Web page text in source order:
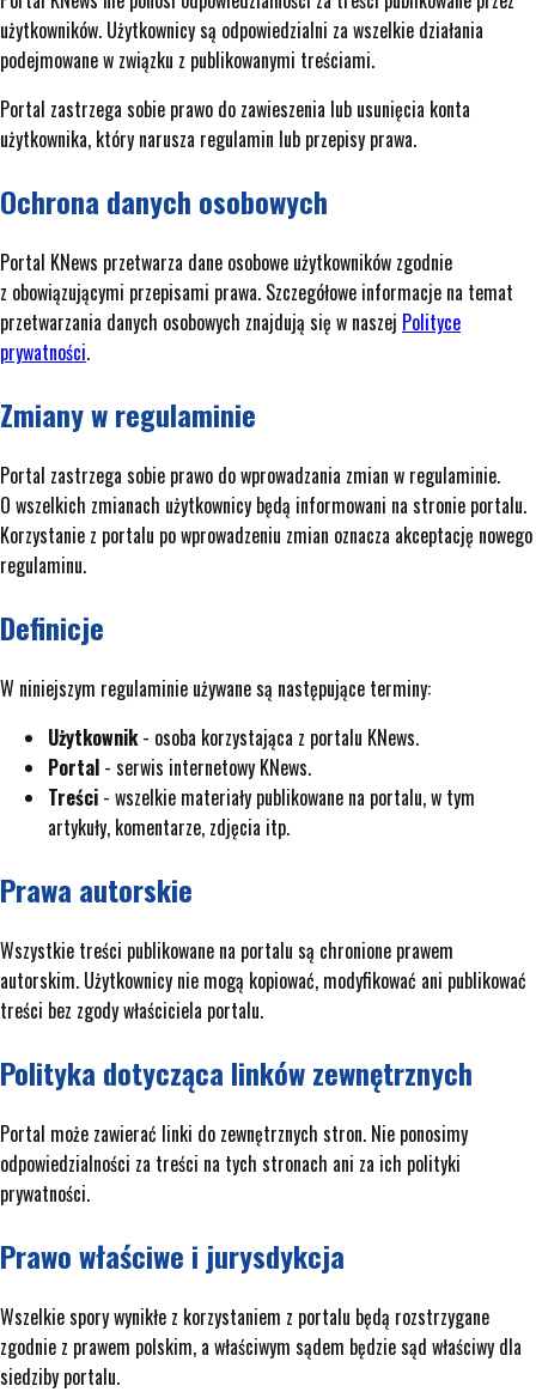
użytkowników. Użytkownicy są odpowiedzialni za wszelkie działania
podejmowane w związku z publikowanymi treściami.
Portal zastrzega sobie prawo do zawieszenia lub usunięcia konta
użytkownika, który narusza regulamin lub przepisy prawa.
Ochrona danych osobowych
Portal KNews przetwarza dane osobowe użytkowników zgodnie
z obowiązującymi przepisami prawa. Szczegółowe informacje na temat
przetwarzania danych osobowych znajdują się w naszej Polityce
prywatności.
Zmiany w regulaminie
Portal zastrzega sobie prawo do wprowadzania zmian w regulaminie.
O wszelkich zmianach użytkownicy będą informowani na stronie portalu.
Korzystanie z portalu po wprowadzeniu zmian oznacza akceptację nowego
regulaminu.
Definicje
W niniejszym regulaminie używane są następujące terminy:
Użytkownik- osoba korzystająca z portalu KNews.
Portal - serwis internetowy KNews.
Treści - wszelkie materiały publikowane na portalu, w tym
artykuły, komentarze, zdjęcia itp.
Prawa autorskie
Wszystkie treści publikowane na portalu są chronione prawem
autorskim. Użytkownicy nie mogą kopiować, modyfikować ani publikować
treści bez zgody właściciela portalu.
Polityka dotycząca linków zewnętrznych
Portal może zawierać linki do zewnętrznych stron. Nie ponosimy
odpowiedzialności za treści na tych stronach ani za ich polityki
prywatności.
Prawo właściwe i jurysdykcja
Wszelkie spory wynikłe z korzystaniem z portalu będą rozstrzygane
zgodnie z prawem polskim, a właściwym sądem będzie sąd właściwy dla
siedziby portalu.